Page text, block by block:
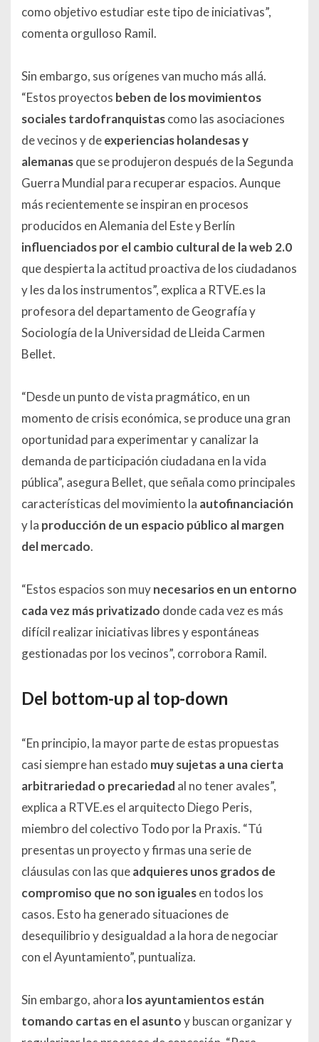
como objetivo estudiar este tipo de iniciativas”,
comenta orgulloso Ramil.
Sin embargo, sus orígenes van mucho más allá.
“Estos proyectos beben de los movimientos
sociales tardofranquistascomo las asociaciones
de vecinos y deexperiencias holandesas y
alemanasque se produjeron después de la Segunda
Guerra Mundial para recuperar espacios. Aunque
más recientemente se inspiran en procesos
producidos en Alemania del Este y Berlín
influenciados por el cambio cultural de la web 2.0
que despierta la actitud proactiva de los ciudadanos
y les da los instrumentos”, explica a RTVE.es la
profesora del departamento de Geografía y
Sociología de la Universidad de Lleida Carmen
Bellet.
“Desde un punto de vista pragmático, en un
momento de crisis económica, se produce una gran
oportunidad para experimentar y canalizar la
demanda de participación ciudadana en la vida
pública”, asegura Bellet, que señala como principales
características del movimiento la autofinanciación
y la producción de un espacio público al margen
del mercado.
“Estos espacios son muynecesarios en un entorno
cada vez más privatizado donde cada vez es más
difícil realizar iniciativas libres y espontáneas
gestionadas por los vecinos”, corrobora Ramil.
Del bottom-up al top-down
“En principio, la mayor parte de estas propuestas
casi siempre han estado muy sujetas a una cierta
arbitrariedad o precariedad al no tener avales”,
explica a RTVE.es el arquitecto Diego Peris,
miembro del colectivo Todo por la Praxis. “Tú
presentas un proyecto y firmas una serie de
cláusulas con las queadquieres unos grados de
compromiso que no son igualesen todos los
casos. Esto ha generado situaciones de
desequilibrio y desigualdad a la hora de negociar
con el Ayuntamiento”, puntualiza.
Sin embargo, ahora los ayuntamientos están
tomando cartas en el asuntoy buscan organizar y